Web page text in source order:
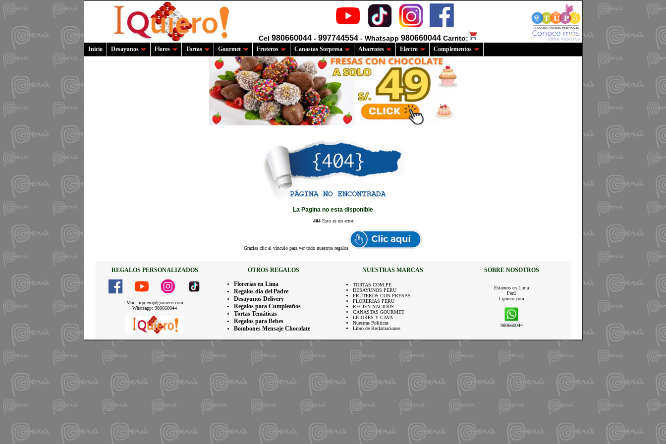
Cel 980660044 - 997744554 - Whatsapp 980660044 Carrito:
Inicio Desayunos Flores Tortas Gourmet Fruteros Canastas Sorpresa Abarrotes Electro Complementos
La Pagina no esta disponible
404Esto es un error
Gracias clic al vinculo para ver todo nuestros regalos
REGALOS PERSONALIZADOS OTROS REGALOS NUESTRAS MARCAS SOBRE NOSOTROS
Mail: iquiero@grameco.com
Whatsapp: 980660044
Florerias en Lima
Regalos dia del Padre
Desayunos Delivery
Regalos para Cumpleaños
Tortas Temáticas
Regalos para Bebes
Bombones Mensaje Chocolate
TORTAS.COM.PE
DESAYUNOS PERU
FRUTEROS CON FRESAS
FLORERIAS PERU
RECIEN NACIDOS
CANASTAS GOURMET
LICORES Y CAVA
Nuestras Politicas
Libro de Reclamaciones
Estamos en Lima
Perú
I-quiero.com
980660044